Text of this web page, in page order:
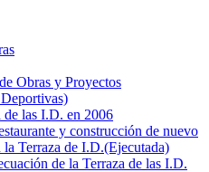
Obras y Proyectos
de las I.D. en 2006
y construcción de nuevo
Terraza de I.D.(Ejecutada)
de la Terraza de las I.D.